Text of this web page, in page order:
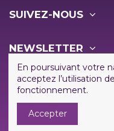
SUIVEZ-NOUS
NEWSLETTER
Copyright ©2026 -
En poursuivant votre
acceptez l’utilisation
fonctionnement.
Accepter